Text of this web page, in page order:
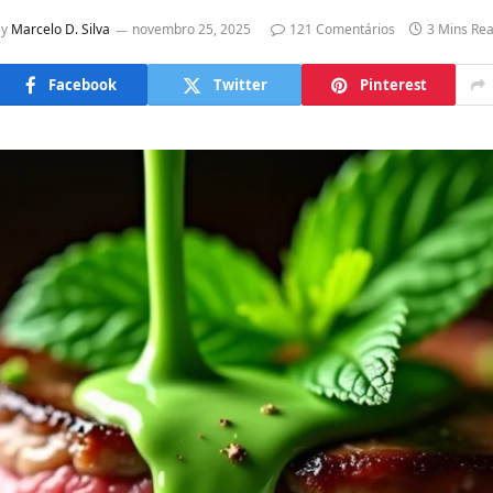
Marcelo D. Silva novembro 25, 2025 121 Comentários 3 Mins
Facebook Twitter Pinterest